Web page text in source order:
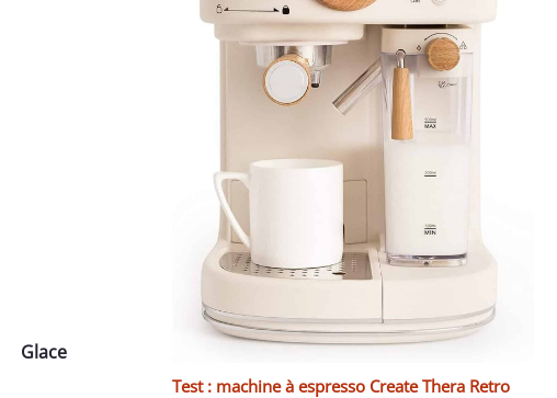
Glace
Test : machine à espresso Create Thera Retro